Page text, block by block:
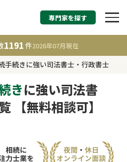
相続税申告・相続手
す
静岡県
事務所 1191
件
相談内容で探す
専門家を探す
1191 件2026年07月現在
手続きに強い司法書士・行政書士
きに強い司法書
【無料相談可】